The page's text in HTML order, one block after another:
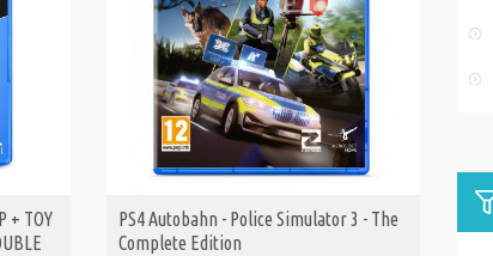
+ TOY
PS4 Autobahn - Police Simulator 3 - The
Complete Edition